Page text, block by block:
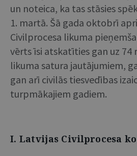
un noteica, ka tas stāsies
1. martā. Šā gada oktobrī
Civilprocesa likuma
vērts īsi atskatīties gan uz 74
likuma satura jautājumiem,
gan arī civilās tiesvedības
turpmākajiem gadiem.
I. Latvijas Civilprocesa